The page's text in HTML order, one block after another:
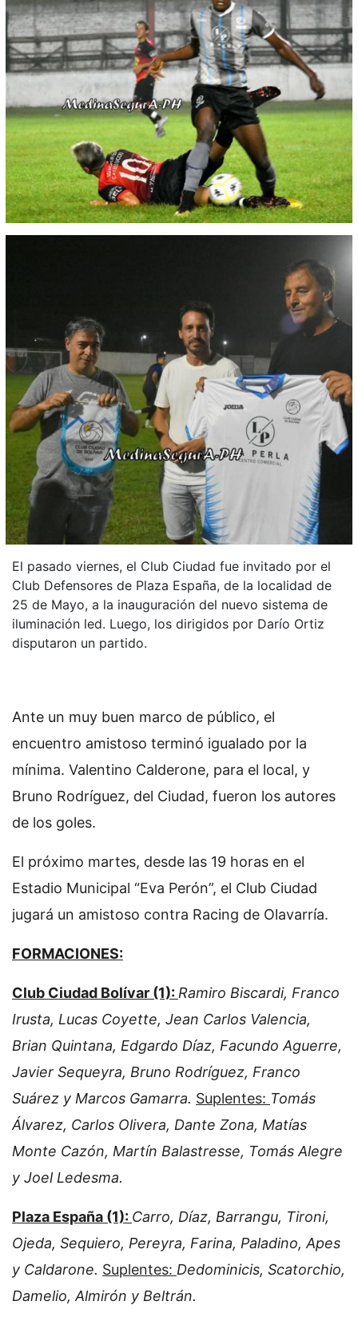
El pasado viernes, el Club Ciudad fue invitado por el
Club Defensores de Plaza España, de la localidad de
25 de Mayo, a la inauguración del nuevo sistema de
iluminación led. Luego, los dirigidos por Darío Ortiz
disputaron un partido.
Ante un muy buen marco de público, el
encuentro amistoso terminó igualado por la
mínima. Valentino Calderone, para el local, y
Bruno Rodríguez, del Ciudad, fueron los autores
de los goles.
El próximo martes, desde las 19 horas en el
Estadio Municipal “Eva Perón”, el Club Ciudad
jugará un amistoso contra Racing de Olavarría.
FORMACIONES:
Club Ciudad Bolívar (1): Ramiro Biscardi, Franco
Irusta, Lucas Coyette, Jean Carlos Valencia,
Brian Quintana, Edgardo Díaz, Facundo Aguerre,
Javier Sequeyra, Bruno Rodríguez, Franco
Suárez y Marcos Gamarra. Suplentes: Tomás
Álvarez, Carlos Olivera, Dante Zona, Matías
Monte Cazón, Martín Balastresse, Tomás Alegre
y Joel Ledesma.
Plaza España (1): Carro, Díaz, Barrangu, Tironi,
Ojeda, Sequiero, Pereyra, Farina, Paladino, Apes
y Caldarone. Suplentes: Dedominicis, Scatorchio,
Damelio, Almirón y Beltrán.